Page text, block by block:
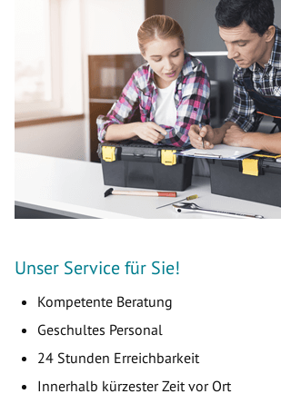
Unser Service für Sie!
Kompetente Beratung
Geschultes Personal
24 Stunden Erreichbarkeit
Innerhalb kürzester Zeit vor Ort